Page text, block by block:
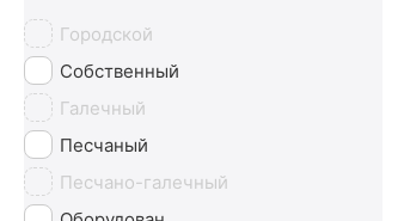
Городской
Собственный
Галечный
Песчаный
Песчано-галечный